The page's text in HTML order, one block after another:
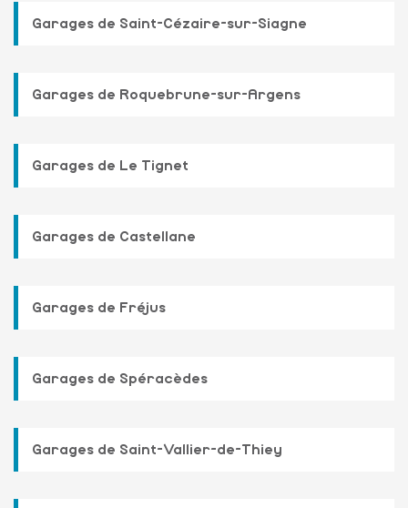
Garages de Saint-Cézaire-sur-Siagne
Garages de Roquebrune-sur-Argens
Garages de Le Tignet
Garages de Castellane
Garages de Fréjus
Garages de Spéracèdes
Garages de Saint-Vallier-de-Thiey